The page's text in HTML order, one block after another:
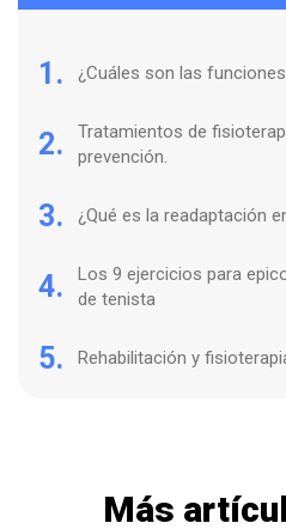
1. ¿Cuáles son las
2.
Tratamientos de
prevención.
3. ¿Qué es la readaptación
4.
Los 9 ejercicios para
de tenista
5. Rehabilitación y
Más